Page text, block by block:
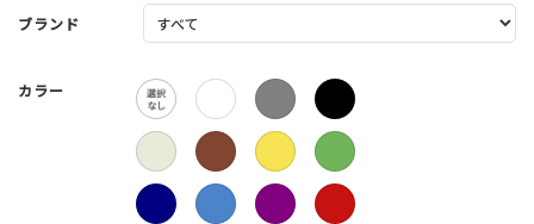
ブランド
カラー